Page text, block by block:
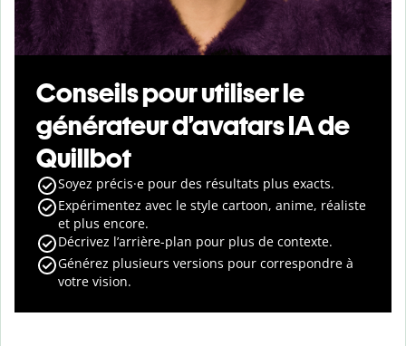
Conseils pour utiliser le
générateur d’avatars IA de
Quillbot
Soyez précis·e pour des résultats plus exacts.
Expérimentez avec le style cartoon, anime, réaliste
et plus encore.
Décrivez l’arrière-plan pour plus de contexte.
Générez plusieurs versions pour correspondre à
votre vision.